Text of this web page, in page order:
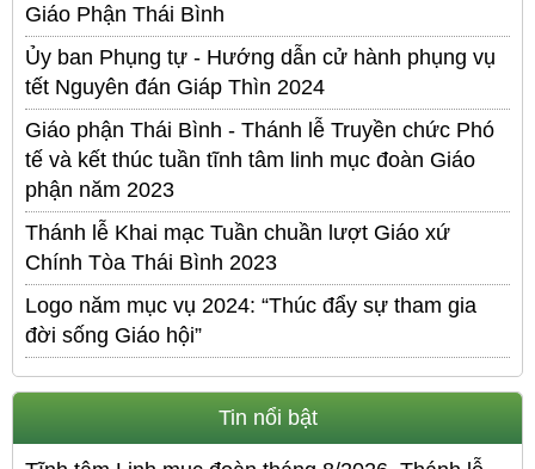
Giáo Phận Thái Bình
Ủy ban Phụng tự - Hướng dẫn cử hành phụng vụ
tết Nguyên đán Giáp Thìn 2024
Giáo phận Thái Bình - Thánh lễ Truyền chức Phó
tế và kết thúc tuần tĩnh tâm linh mục đoàn Giáo
phận năm 2023
Thánh lễ Khai mạc Tuần chuần lượt Giáo xứ
Chính Tòa Thái Bình 2023
Logo năm mục vụ 2024: “Thúc đẩy sự tham gia
đời sống Giáo hội”
Tin nổi bật